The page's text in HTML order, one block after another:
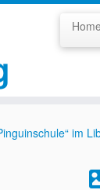
Home
im